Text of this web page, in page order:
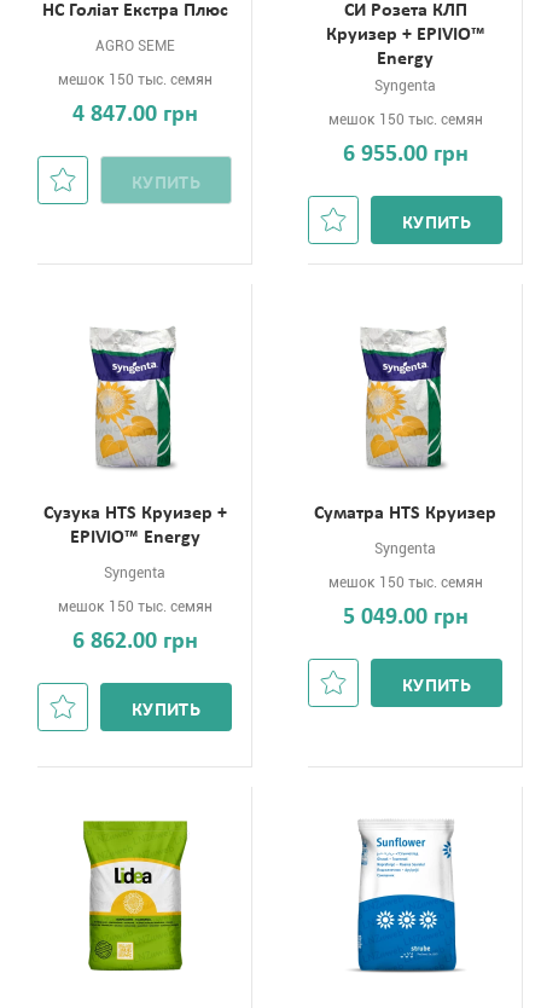
НС Голіат Екстра Плюс
AGRO SEME
мешок 150 тыс. семян
4 847.00 грн
КУПИТЬ
СИ Розета КЛП
Круизер + EPIVIO™
Energy
Syngenta
мешок 150 тыс. семян
6 955.00 грн
КУПИТЬ
Сузука HTS Круизер +
EPIVIO™ Energy
Syngenta
мешок 150 тыс. семян
6 862.00 грн
КУПИТЬ
Суматра HTS Круизер
Syngenta
мешок 150 тыс. семян
5 049.00 грн
КУПИТЬ